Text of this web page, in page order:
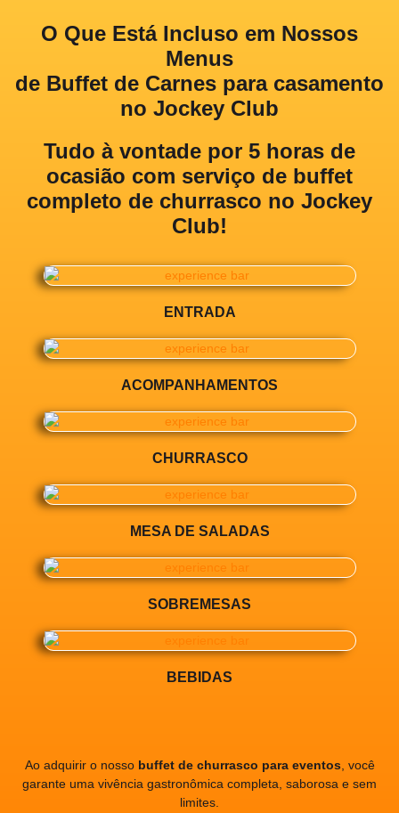
O Que Está Incluso em Nossos
Menus
de Buffet de Carnes para casamento
no Jockey Club
Tudo à vontade por 5 horas de
ocasião com serviço de buffet
completo de churrasco no Jockey
Club!
ENTRADA
ACOMPANHAMENTOS
CHURRASCO
MESA DE SALADAS
SOBREMESAS
BEBIDAS
Ao adquirir o nosso buffet de churrasco para eventos, você
garante uma vivência gastronômica completa, saborosa e sem
limites.